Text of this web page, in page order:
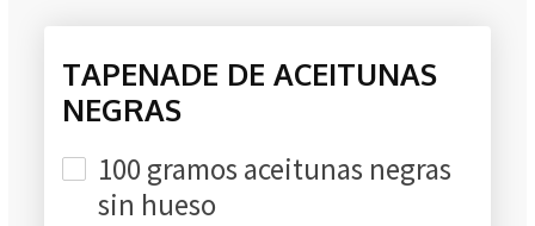
TAPENADE DE ACEITUNAS
NEGRAS
100 gramos aceitunas negras
sin hueso